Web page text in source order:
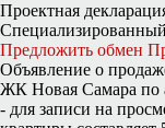
Проектная
Предложить обмен
Объявление о
ЖК Новая Самара по
- для записи на